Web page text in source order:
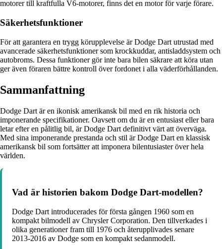
motorer till kraftfulla V6-motorer, finns det en motor för varje förare.
Säkerhetsfunktioner
För att garantera en trygg körupplevelse är Dodge Dart utrustad med
avancerade säkerhetsfunktioner som krockkuddar, antisladdsystem och
autobroms. Dessa funktioner gör inte bara bilen säkrare att köra utan
ger även föraren bättre kontroll över fordonet i alla väderförhållanden.
Sammanfattning
Dodge Dart är en ikonisk amerikansk bil med en rik historia och
imponerande specifikationer. Oavsett om du är en entusiast eller bara
letar efter en pålitlig bil, är Dodge Dart definitivt värt att överväga.
Med sina imponerande prestanda och stil är Dodge Dart en klassisk
amerikansk bil som fortsätter att imponera bilentusiaster över hela
världen.
Vad är historien bakom Dodge Dart-modellen?
Dodge Dart introducerades för första gången 1960 som en
kompakt bilmodell av Chrysler Corporation. Den tillverkades i
olika generationer fram till 1976 och återupplivades senare
2013-2016 av Dodge som en kompakt sedanmodell.